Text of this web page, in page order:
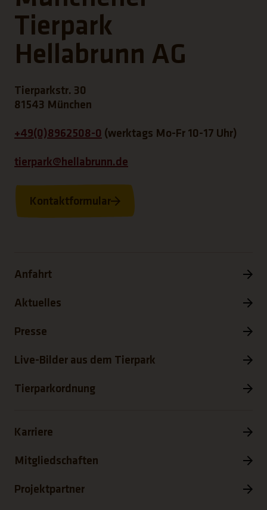
Tierpark
Hellabrunn AG
Tierparkstr. 30
81543 München
+49(0)8962508-0 (werktags Mo-Fr 10-17 Uhr)
tierpark@hellabrunn.de
Kontaktformular
Anfahrt
Aktuelles
Presse
Live-Bilder aus dem Tierpark
Tierparkordnung
Karriere
Mitgliedschaften
Projektpartner